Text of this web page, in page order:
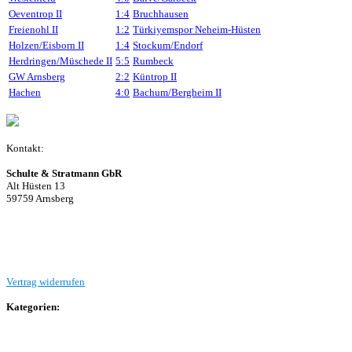
Oeventrop II
1:4 Bruchhausen
Freienohl II
1:2 Türkiyemspor Neheim-Hüsten
Holzen/Eisborn II
1:4 Stockum/Endorf
Herdringen/Müschede II 5:5 Rumbeck
GW Arnsberg
2:2 Küntrop II
Hachen
4:0 Bachum/Bergheim II
Kontakt:
Schulte & Stratmann GbR
Alt Hüsten 13
59759 Arnsberg
Vertrag widerrufen
Kategorien: